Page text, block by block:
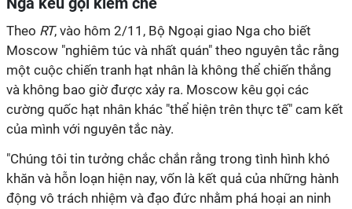
Theo RT, vào hôm 2/11, Bộ Ngoại giao Nga cho biết
Moscow "nghiêm túc và nhất quán" theo nguyên tắc rằng
một cuộc chiến tranh hạt nhân là không thể chiến thắng
và không bao giờ được xảy ra. Moscow kêu gọi các
cường quốc hạt nhân khác "thể hiện trên thực tế" cam kết
của mình với nguyên tắc này.
"Chúng tôi tin tưởng chắc chắn rằng trong tình hình khó
khăn và hỗn loạn hiện nay, vốn là kết quả của những hành
động vô trách nhiệm và đạo đức nhằm phá hoại an ninh